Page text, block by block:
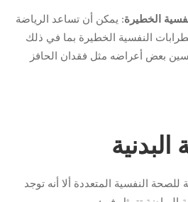
الخطيرة: يمكن أن تساعد الرياضة
النفسية الخطيرة بما في ذلك
بعض أعراضه مثل فقدان الحافز
البدنية
النفسية المتعددة ألا أنه توجد